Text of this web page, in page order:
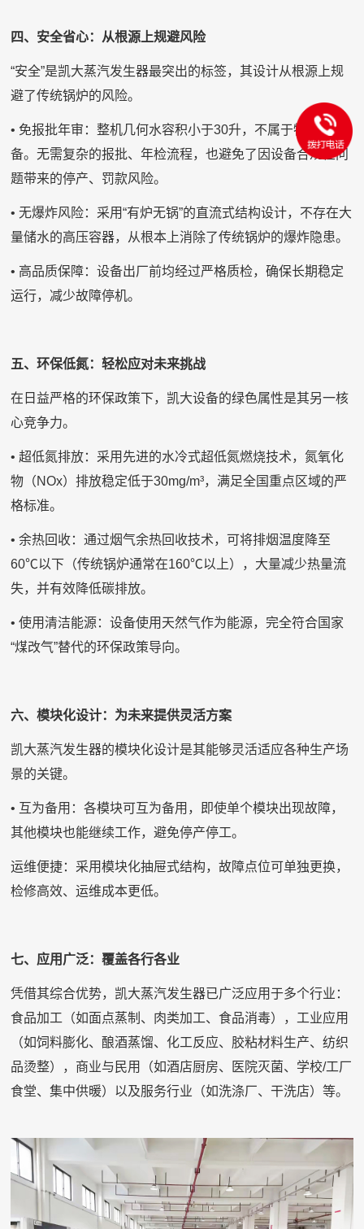
四、安全省心：从根源上规避风险
“安全”是凯大蒸汽发生器最突出的标签，其设计从根源上规
避了传统锅炉的风险。
• 免报批年审：整机几何水容积小于30升，不属于特种设
备。无需复杂的报批、年检流程，也避免了因设备合规性问
题带来的停产、罚款风险。
• 无爆炸风险：采用“有炉无锅”的直流式结构设计，不存在大
量储水的高压容器，从根本上消除了传统锅炉的爆炸隐患。
• 高品质保障：设备出厂前均经过严格质检，确保长期稳定
运行，减少故障停机。
五、环保低氮：轻松应对未来挑战
在日益严格的环保政策下，凯大设备的绿色属性是其另一核
心竞争力。
• 超低氮排放：采用先进的水冷式超低氮燃烧技术，氮氧化
物（NOx）排放稳定低于30mg/m³，满足全国重点区域的严
格标准。
• 余热回收：通过烟气余热回收技术，可将排烟温度降至
60℃以下（传统锅炉通常在160℃以上），大量减少热量流
失，并有效降低碳排放。
• 使用清洁能源：设备使用天然气作为能源，完全符合国家
“煤改气”替代的环保政策导向。
六、模块化设计：为未来提供灵活方案
凯大蒸汽发生器的模块化设计是其能够灵活适应各种生产场
景的关键。
• 互为备用：各模块可互为备用，即使单个模块出现故障，
其他模块也能继续工作，避免停产停工。
运维便捷：采用模块化抽屉式结构，故障点位可单独更换，
检修高效、运维成本更低。
七、应用广泛：覆盖各行各业
凭借其综合优势，凯大蒸汽发生器已广泛应用于多个行业：
食品加工（如面点蒸制、肉类加工、食品消毒），工业应用
（如饲料膨化、酿酒蒸馏、化工反应、胶粘材料生产、纺织
品烫整），商业与民用（如酒店厨房、医院灭菌、学校/工厂
食堂、集中供暖）以及服务行业（如洗涤厂、干洗店）等。